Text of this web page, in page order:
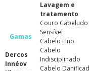
Gamas
Dercos
Innéov
Lavagem e
tratamento
Couro Cabeludo
Sensível
Cabelo Fino
Cabelo
Indisciplinado
Cabelo